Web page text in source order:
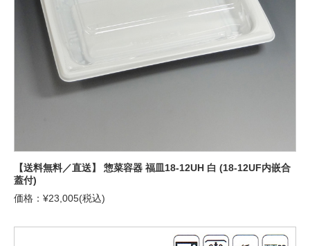
【送料無料／直送】 惣菜容器 福皿18-12UH 白 (18-12UF内嵌合
蓋付)
価格：¥23,005(税込)